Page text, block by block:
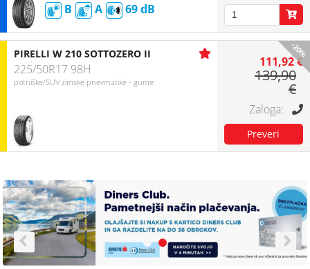
B A 69
-20%
PIRELLI W 210 SOTTOZERO II
225/50R17 98H
potniške/SUV zimske pnevmatike - gume
111,92 €
139,90
€